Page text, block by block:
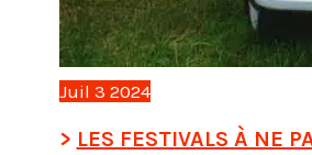
Juil 3 2024
LES FESTIVALS À NE